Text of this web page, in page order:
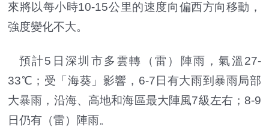
來將以每小時10-15公里的速度向偏西方向移動，
強度變化不大。
預計5日深圳市多雲轉（雷）陣雨，氣溫27-
33℃；受「海葵」影響，6-7日有大雨到暴雨局部
大暴雨，沿海、高地和海區最大陣風7級左右；8-9
日仍有（雷）陣雨。